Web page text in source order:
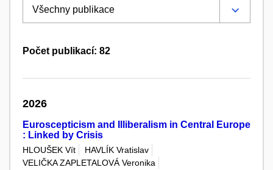
Počet publikací: 82
2026
Euroscepticism and Illiberalism in Central Europe
: Linked by Crisis
HLOUŠEK Vít
HAVLÍK Vratislav
VELIČKA ZAPLETALOVÁ Veronika